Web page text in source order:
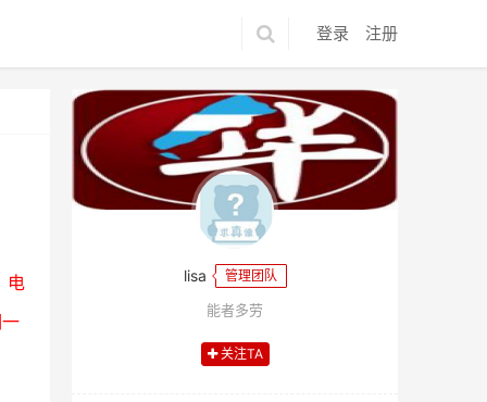
登录 注册
电
lisa 管理团队
能者多劳
关注TA